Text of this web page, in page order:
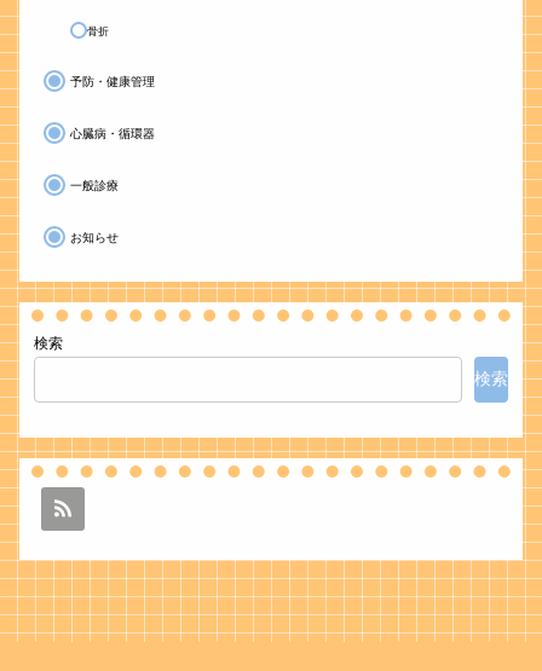
骨折
予防・健康管理
心臓病・循環器
一般診療
お知らせ
検索
検索